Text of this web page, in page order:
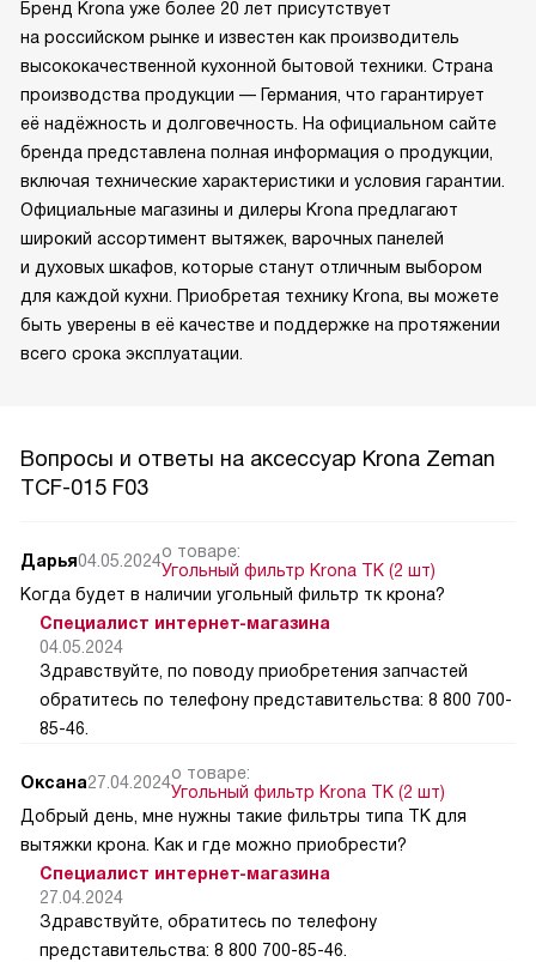
Бренд Krona уже более 20 лет присутствует
на российском рынке и известен как производитель
высококачественной кухонной бытовой техники. Страна
производства продукции — Германия, что гарантирует
её надёжность и долговечность. На официальном сайте
бренда представлена полная информация о продукции,
включая технические характеристики и условия гарантии.
Официальные магазины и дилеры Krona предлагают
широкий ассортимент вытяжек, варочных панелей
и духовых шкафов, которые станут отличным выбором
для каждой кухни. Приобретая технику Krona, вы можете
быть уверены в её качестве и поддержке на протяжении
всего срока эксплуатации.
Вопросы и ответы на аксессуар Krona Zeman
TCF-015 F03
Дарья04.05.2024о товаре:
Угольный фильтр Krona TK (2 шт)
Когда будет в наличии угольный фильтр тк крона?
Специалист интернет-магазина
04.05.2024
Здравствуйте, по поводу приобретения запчастей
обратитесь по телефону представительства: 8 800 700-
85-46.
Оксана27.04.2024о товаре:
Угольный фильтр Krona TK (2 шт)
Добрый день, мне нужны такие фильтры типа ТК для
вытяжки крона. Как и где можно приобрести?
Специалист интернет-магазина
27.04.2024
Здравствуйте, обратитесь по телефону
представительства: 8 800 700-85-46.